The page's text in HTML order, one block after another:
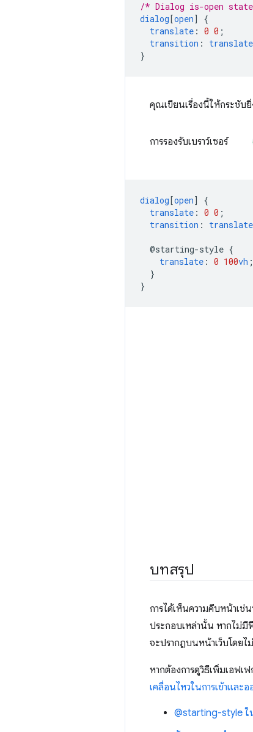
/* Dialog is-open
dialog[open]
{
translate : 0 0 ;
transition : translate
}
คุณเขียนเรื่องนี้ให้กระชับ
การรองรับเบราว์เซอร์
dialog[open]
{
translate : 0 0 ;
transition : translate
@starting-style {
translate : 0 100vh ;
}
}
บทสรุป
การได้เห็นความคืบหน้าเ
ประกอบเหล่านั้น หากไม่มี
จะปรากฏบนหน้าเว็บโดย
หากต้องการดูวิธีเพิ่มเอฟเ
เคลื่อนไหวในการเข้าและอ
@starting-style ใ